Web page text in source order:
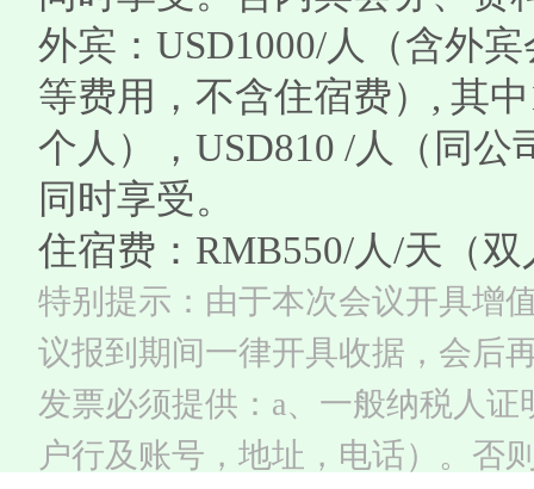
外宾：USD1000/人（含外
等费用，不含住宿费）, 其
个人），USD810 /人（同
同时享受。
住宿费：RMB550/人/天（
特别提示：由于本次会议开具增
议报到期间一律开具收据，会后
发票必须提供：a、一般纳税人
户行及账号，地址，电话）。否